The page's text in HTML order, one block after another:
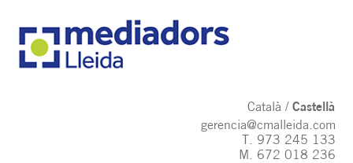
Català
Castellà
gerencia@cmalleida.com
T. 973 245 133
M. 672 018 236